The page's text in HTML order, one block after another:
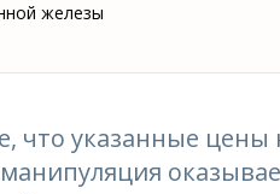
железы
указанные цены